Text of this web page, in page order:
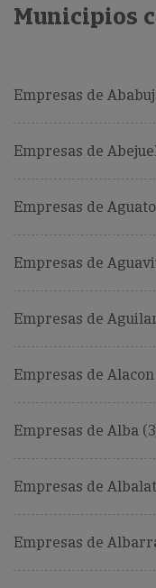
Municipios
Empresas de
Empresas de
Empresas de
Empresas de
Empresas de
Empresas de Alacon
Empresas de Alba
Empresas de
Empresas de